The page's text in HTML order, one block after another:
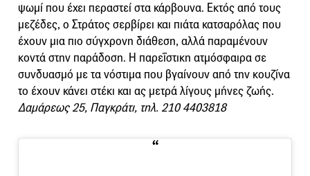
ψωμί που έχει περαστεί στα κάρβουνα. Εκτός από τους
μεζέδες, ο Στράτος σερβίρει και πιάτα κατσαρόλας που
έχουν μια πιο σύγχρονη διάθεση, αλλά παραμένουν
κοντά στην παράδοση. Η παρεΐστικη ατμόσφαιρα σε
συνδυασμό με τα νόστιμα που βγαίνουν από την κουζίνα
το έχουν κάνει στέκι και ας μετρά λίγους μήνες ζωής.
Δαμάρεως 25, Παγκράτι, τηλ. 210 4403818